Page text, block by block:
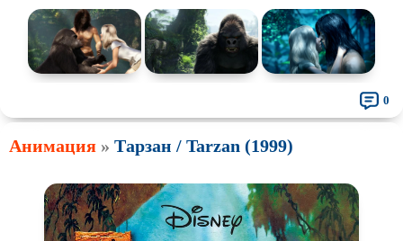
0
Анимация » Тарзан / Tarzan (1999)